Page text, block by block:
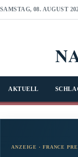
SAMSTAG, 08. AUGUST
AKTUELL
ANZEIGE · FRANCE